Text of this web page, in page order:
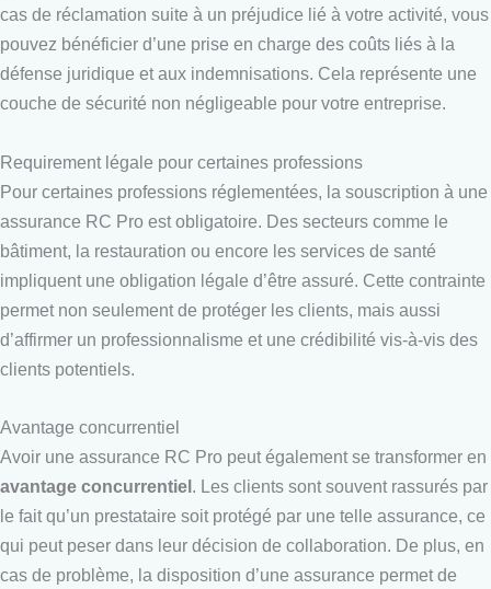
cas de réclamation suite à un préjudice lié à votre activité, vous
pouvez bénéficier d’une prise en charge des coûts liés à la
défense juridique et aux indemnisations. Cela représente une
couche de sécurité non négligeable pour votre entreprise.
Requirement légale pour certaines professions
Pour certaines professions réglementées, la souscription à une
assurance RC Pro est obligatoire. Des secteurs comme le
bâtiment, la restauration ou encore les services de santé
impliquent une obligation légale d’être assuré. Cette contrainte
permet non seulement de protéger les clients, mais aussi
d’affirmer un professionnalisme et une crédibilité vis-à-vis des
clients potentiels.
Avantage concurrentiel
Avoir une assurance RC Pro peut également se transformer en
avantage concurrentiel. Les clients sont souvent rassurés par
le fait qu’un prestataire soit protégé par une telle assurance, ce
qui peut peser dans leur décision de collaboration. De plus, en
cas de problème, la disposition d’une assurance permet de